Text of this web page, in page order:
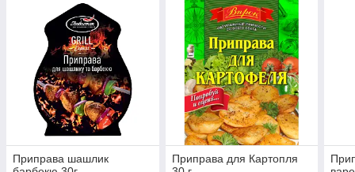
Приправа шашлик
Приправа для Картопля